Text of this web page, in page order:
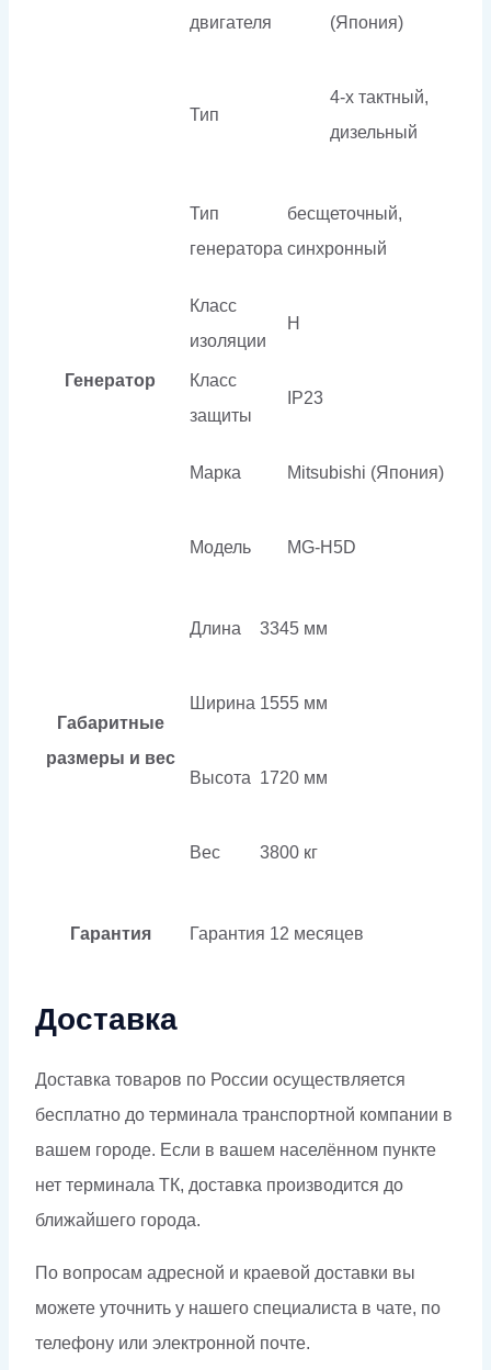
двигателя
(Япония)
Тип
4-х тактный,
дизельный
Генератор
Тип
генератора
бесщеточный,
синхронный
Класс
изоляции
H
Класс
защиты
IP23
Марка Mitsubishi (Япония)
Модель MG-H5D
Габаритные
размеры и вес
Длина 3345 мм
Ширина 1555 мм
Высота 1720 мм
Вес 3800 кг
Гарантия Гарантия 12 месяцев
Доставка
Доставка товаров по России осуществляется
бесплатно до терминала транспортной компании в
вашем городе. Если в вашем населённом пункте
нет терминала ТК, доставка производится до
ближайшего города.
По вопросам адресной и краевой доставки вы
можете уточнить у нашего специалиста в чате, по
телефону или электронной почте.